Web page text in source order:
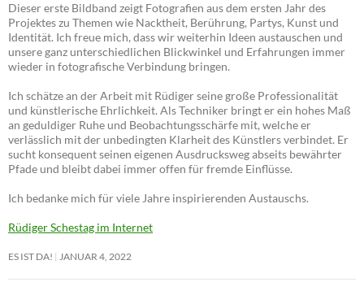
Dieser erste Bildband zeigt Fotografien aus dem ersten Jahr des
Projektes zu Themen wie Nacktheit, Berührung, Partys, Kunst und
Identität. Ich freue mich, dass wir weiterhin Ideen austauschen und
unsere ganz unterschiedlichen Blickwinkel und Erfahrungen immer
wieder in fotografische Verbindung bringen.
Ich schätze an der Arbeit mit Rüdiger seine große Professionalität
und künstlerische Ehrlichkeit. Als Techniker bringt er ein hohes Maß
an geduldiger Ruhe und Beobachtungsschärfe mit, welche er
verlässlich mit der unbedingten Klarheit des Künstlers verbindet. Er
sucht konsequent seinen eigenen Ausdrucksweg abseits bewährter
Pfade und bleibt dabei immer offen für fremde Einflüsse.
Ich bedanke mich für viele Jahre inspirierenden Austauschs.
Rüdiger Schestag im Internet
ES IST DA! JANUAR 4, 2022